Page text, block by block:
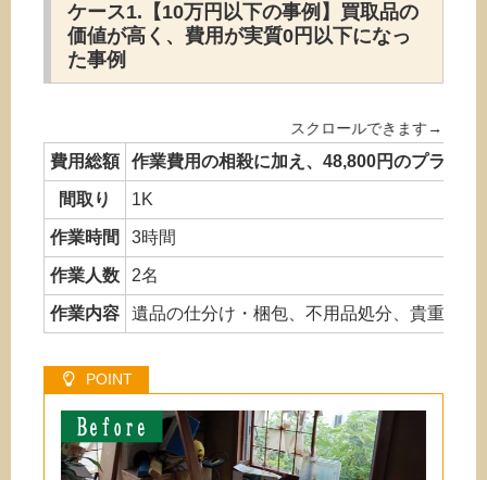
ケース1.【10万円以下の事例】買取品の
価値が高く、費用が実質0円以下になっ
た事例
費用総額 作業費用の相殺に加え、48,800円のプラス
間取り 1K
作業時間 3時間
作業人数 2名
作業内容 遺品の仕分け・梱包、不用品処分、貴重品の